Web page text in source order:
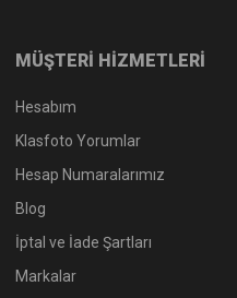
MÜŞTERİ HİZMETLERİ
Hesabım
Klasfoto Yorumlar
Hesap Numaralarımız
Blog
İptal ve İade Şartları
Markalar